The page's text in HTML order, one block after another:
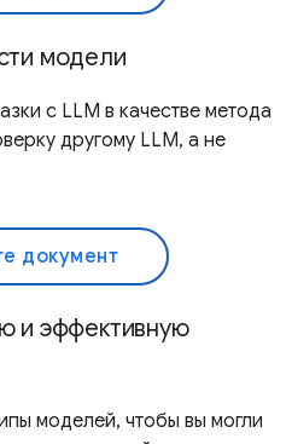
модели
с LLM в качестве метода
другому LLM, а не
документ
и эффективную
моделей, чтобы вы могли